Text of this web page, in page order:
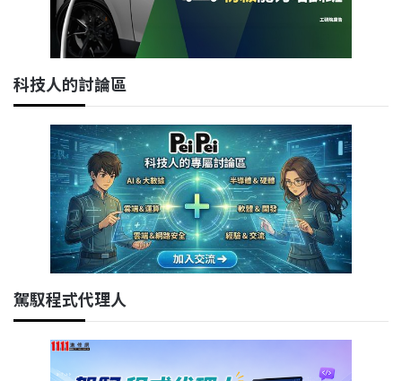
科技人的討論區
駕馭程式代理人